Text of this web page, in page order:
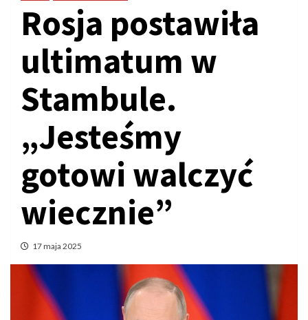
Rosja postawiła
ultimatum w
Stambule.
„Jesteśmy
gotowi walczyć
wiecznie”
17 maja 2025